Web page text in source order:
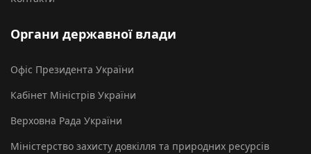
Органи державної влади
Офіс Президента України
Кабінет Міністрів України
Верховна Рада України
Міністерство захисту довкілля та природних ресурсів